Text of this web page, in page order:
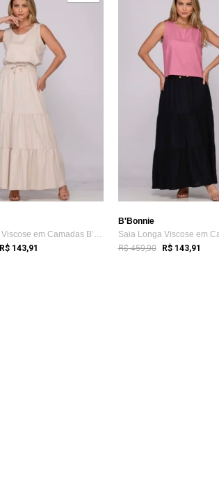
Saia Longa Viscose em Camadas B’Bonnie L...
R$ 143,91
B'Bonnie
R$ 459,90 R$ 143,91